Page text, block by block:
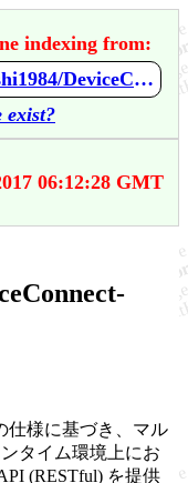
indexing from:
https://github.com/TakayukiHoshi1984/DeviceConnect-Docs/wiki/Home
exist?
06:12:28 GMT
仕様に基づき、マル
タイム環境上にお
(RESTful) を提供